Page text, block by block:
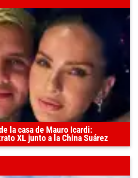
la casa de Mauro Icardi:
XL junto a la China Suárez